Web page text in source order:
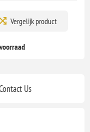
Vergelijk product
Us